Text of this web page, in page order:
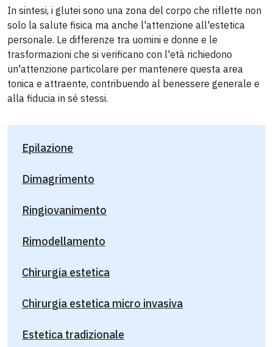
In sintesi, i glutei sono una zona del corpo che riflette non
solo la salute fisica ma anche l'attenzione all'estetica
personale. Le differenze tra uomini e donne e le
trasformazioni che si verificano con l'età richiedono
un'attenzione particolare per mantenere questa area
tonica e attraente, contribuendo al benessere generale e
alla fiducia in sé stessi.
Epilazione
Dimagrimento
Ringiovanimento
Rimodellamento
Chirurgia estetica
Chirurgia estetica micro invasiva
Estetica tradizionale